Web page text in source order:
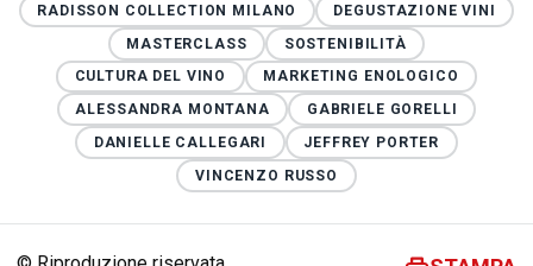
RADISSON COLLECTION MILANO
DEGUSTAZIONE VINI
MASTERCLASS
SOSTENIBILITÀ
CULTURA DEL VINO
MARKETING ENOLOGICO
ALESSANDRA MONTANA
GABRIELE GORELLI
DANIELLE CALLEGARI
JEFFREY PORTER
VINCENZO RUSSO